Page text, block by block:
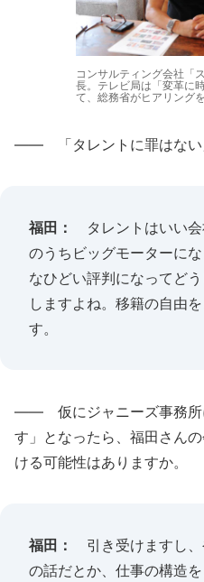
コンサルティング会社「
長。テレビ局は「変革に
て、総務省がヒアリング
―― 「タレントに罪はない
福田：
タレントはいい
のうちビッグモーターに
なひどい評判になってど
しますよね。移籍の自由
す。
―― 仮にジャニーズ事務所
す」となったら、福田さん
ける可能性はありますか。
福田：
引き受けますし
の話だとか、仕事の構造